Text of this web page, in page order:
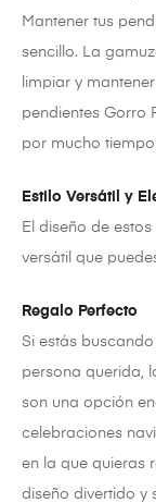
Mantener tus
sencillo. La
limpiar y
pendientes Gorro
por mucho tiempo.
Estilo Versátil y
El diseño de
versátil que
Regalo Perfecto
Si estás
persona querida,
son una opción
celebraciones
en la que quieras
diseño divertido y